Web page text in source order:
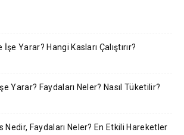
İşe Yarar? Hangi Kasları Çalıştırır?
Yarar? Faydaları Neler? Nasıl Tüketilir?
Faydaları Neler? En Etkili Hareketler